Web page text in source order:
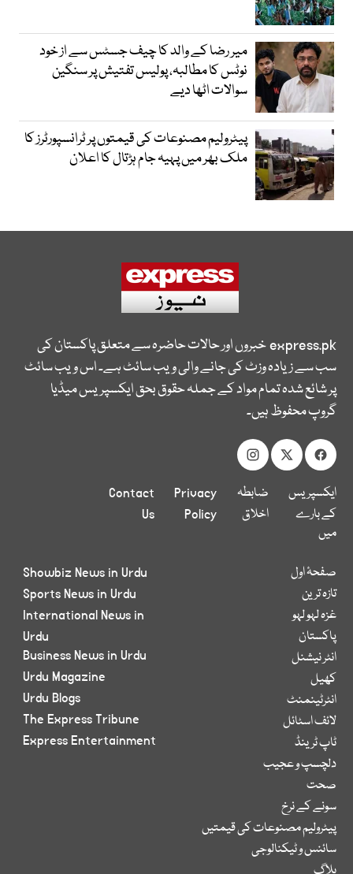
میر رضا کے والد کا چیف جسٹس سے از خود
نوٹس کا مطالبہ، پولیس تفتیش پر سنگین
سوالات اٹھا دیے
پیٹرولیم مصنوعات کی قیمتوں پر ٹرانسپورٹرز کا
ملک بھر میں پہیہ جام ہڑتال کا اعلان
express.pkخبروں اور حالات حاضرہ سے متعلق پاکستان کی
سب سے زیادہ وزٹ کی جانے والی ویب سائٹ ہے۔ اس ویب سائٹ
پر شائع شدہ تمام مواد کے جملہ حقوق بحق ایکسپریس میڈیا
گروپ محفوظ ہیں۔
ایکسپریس
کے بارے
میں
ضابطہ
اخلاق
Privacy
Policy
Contact
Us
صفحۂ اول
تازہ ترین
غزہ لہو لہو
پاکستان
انٹر نیشنل
کھیل
انٹرٹینمنٹ
لائف اسٹائل
ٹاپ ٹرینڈ
دلچسپ و عجیب
صحت
سونے کے نرخ
پیٹرولیم مصنوعات کی قیمتیں
سائنس و ٹیکنالوجی
Showbiz News in Urdu
Sports News in Urdu
International News in
Urdu
Business News in Urdu
Urdu Magazine
Urdu Blogs
The Express Tribune
Express Entertainment